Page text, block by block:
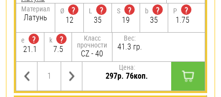
Материал
Латунь
Ø
?
12
L
?
35
S
?
19
b
?
35
P
?
1.75
e
?
21.1
k
?
7.5
Класс
прочности
CZ - 40
Вес:
41.3 гр.
Цена:
297р. 76коп.